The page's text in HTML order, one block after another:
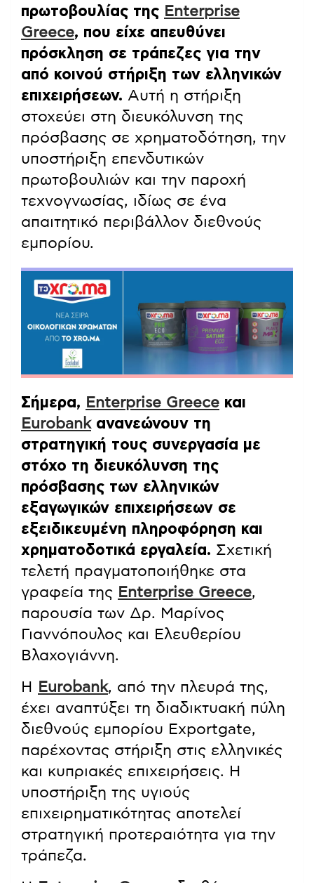
πρωτοβουλίας της Enterprise
Greece, που είχε απευθύνει
πρόσκληση σε τράπεζες για την
από κοινού στήριξη των ελληνικών
επιχειρήσεων. Αυτή η στήριξη
στοχεύει στη διευκόλυνση της
πρόσβασης σε χρηματοδότηση, την
υποστήριξη επενδυτικών
πρωτοβουλιών και την παροχή
τεχνογνωσίας, ιδίως σε ένα
απαιτητικό περιβάλλον διεθνούς
εμπορίου.
Σήμερα, Enterprise Greece και
Eurobankανανεώνουν τη
στρατηγική τους συνεργασία με
στόχο τη διευκόλυνση της
πρόσβασης των ελληνικών
εξαγωγικών επιχειρήσεων σε
εξειδικευμένη πληροφόρηση και
χρηματοδοτικά εργαλεία. Σχετική
τελετή πραγματοποιήθηκε στα
γραφεία της Enterprise Greece,
παρουσία των Δρ. Μαρίνος
Γιαννόπουλος και Ελευθερίου
Βλαχογιάννη.
Η Eurobank, από την πλευρά της,
έχει αναπτύξει τη διαδικτυακή πύλη
διεθνούς εμπορίου Exportgate,
παρέχοντας στήριξη στις ελληνικές
και κυπριακές επιχειρήσεις. Η
υποστήριξη της υγιούς
επιχειρηματικότητας αποτελεί
στρατηγική προτεραιότητα για την
τράπεζα.